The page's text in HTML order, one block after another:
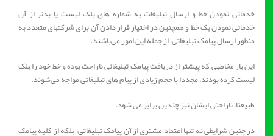
خدماتی نمودن خط و ارسال تبلیغات به شماره های بلک لیست یا بدتر از آن
خدماتی نمودن یک خط و همچنین در اختیار قرار دادن آن برای شرکتهای متعدد به
منظور ارسال پیامک تبلیغاتی، از جمله این امور می‌باشند.
این بار مخاطبی که پیشتر از دریافت پیامک تبلیغاتی ناراحت بوده و خط خود را بلک
لیست کرده بودند، مجددا با حجم زیادی از پیام های تبلیغاتی مواجه می‌شوند.
طبیعتا، ناراحتی ایشان نیز چندین برابر می شود.
در چنین شرایطی نه تنها اعتماد مشتری از آن پیامک تبلیغاتی، بلکه از کلیه پیامک